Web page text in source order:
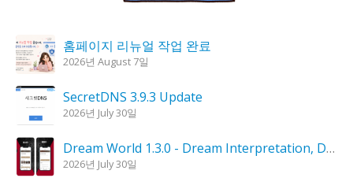
홈페이지 리뉴얼 작업 완료
2026년 August 7일
SecretDNS 3.9.3 Update
2026년 July 30일
Dream World 1.3.0 - Dream Interpretation, Dream Analysis
2026년 July 30일